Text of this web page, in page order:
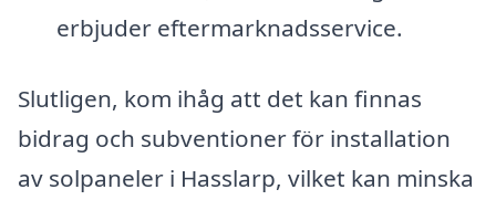
erbjuder eftermarknadsservice.
Slutligen, kom ihåg att det kan finnas
bidrag och subventioner för installation
av solpaneler i Hasslarp, vilket kan minska